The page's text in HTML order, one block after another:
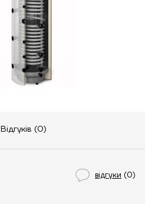
Відгуків (0)
відгуки (0)